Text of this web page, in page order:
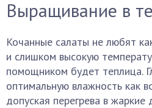
Выращивание в
Кочанные салаты не любят
и слишком высокую
помощником будет теплица.
оптимальную влажность как
допуская перегрева в жаркие